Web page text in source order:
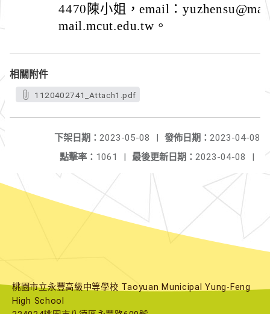
4470陳小姐，email：
mail.mcut.edu.tw。
相關附件
1120402741_Attach1.pdf
發佈日期： 2023-04-08
下架日期： 2023-05-08
|
最後更新日期： 2023-04-08 |
點擊率： 1061 |
桃園市立永豐高級中等學校 Taoyuan Municipal Yung-Feng
High School